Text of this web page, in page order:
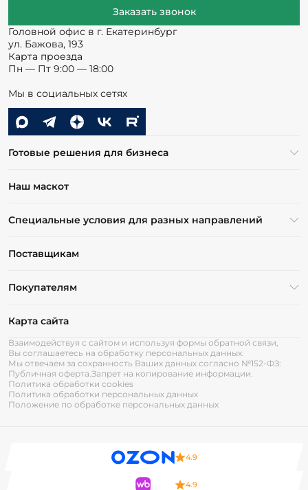
Заказать звонок
Головной офис в г. Екатеринбург
ул. Бажова, 193
Карта проезда
Пн — Пт 9:00 — 18:00
Мы в социальных сетях
Готовые решения для бизнеса
Наш маскот
Специальные условия для разных направлений
Поставщикам
Покупателям
Карта сайта
Взаимодействуя с сайтом и используя формы обратной связи,
Вы соглашаетесь на обработку персональных данных.
Мы отвечаем за сохранность Ваших данных согласно №152-ФЗ:
Публичная оферта.Запрет на копирование информации.
Политика обработки cookies
Политика обработки персональных данных
Положение по обработке персональных данных
4.9
4.9